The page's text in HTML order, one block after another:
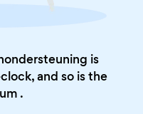
is
and so is the
.